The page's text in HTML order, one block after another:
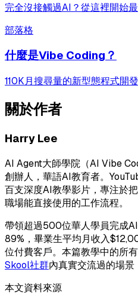
完全沒接觸過AI？從這裡開始最
部落格
什麼是Vibe Coding？
110K月搜尋量的新型態程式開
關於作者
Harry Lee
AI Agent大師學院（AI Vibe
創辦人，華語AI教育者。
百支深度AI教學影片，專注於
職場能直接使用的工作流程。
帶領超過500位華人學員完成
89%，畢業生平均月收入
位付費客戶。本篇教學中的所
Skool社群內真實交流過的場景
本文資料來源